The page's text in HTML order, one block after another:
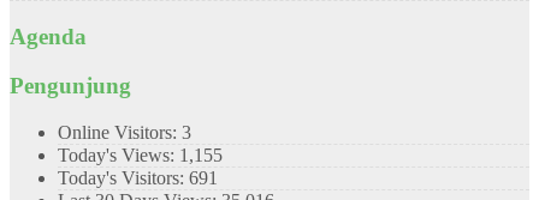
Agenda
Pengunjung
Online Visitors: 3
Today's Views: 1,155
Today's Visitors: 691